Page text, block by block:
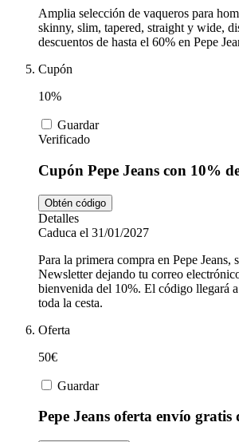
Amplia selección de vaqueros para
skinny, slim, tapered, straight y wide,
descuentos de hasta el 60% en Pepe
Cupón
10%
Guardar
Verificado
Cupón Pepe Jeans con 10%
Obtén código
Detalles
Caduca el 31/01/2027
Para la primera compra en Pepe Jeans,
Newsletter dejando tu correo
bienvenida del 10%. El código llegará
toda la cesta.
Oferta
50€
Guardar
Pepe Jeans oferta envío gratis